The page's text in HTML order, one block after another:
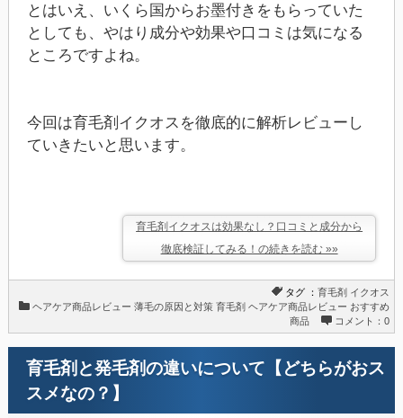
とはいえ、いくら国からお墨付きをもらっていた
としても、やはり成分や効果や口コミは気になる
ところですよね。
今回は育毛剤イクオスを徹底的に解析レビューし
ていきたいと思います。
育毛剤イクオスは効果なし？口コミと成分から
徹底検証してみる！の続きを読む »»
タグ ：育毛剤 イクオス
ヘアケア商品レビュー 薄毛の原因と対策 育毛剤 ヘアケア商品レビュー おすすめ
商品
コメント：0
育毛剤と発毛剤の違いについて【どちらがおス
スメなの？】